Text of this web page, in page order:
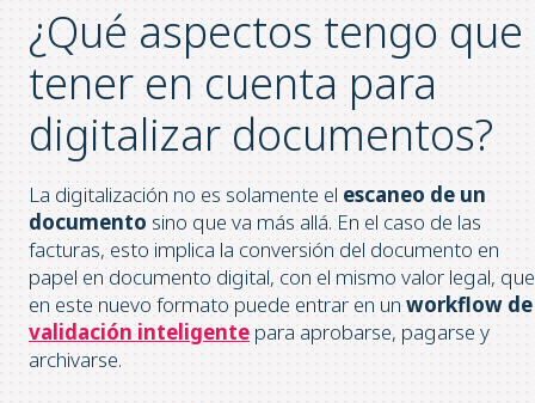
¿Qué aspectos tengo que
tener en cuenta para
digitalizar documentos?
La digitalización no es solamente el escaneo de un
documento sino que va más allá. En el caso de las
facturas, esto implica la conversión del documento en
papel en documento digital, con el mismo valor legal, que
en este nuevo formato puede entrar en un workflow de
validación inteligente para aprobarse, pagarse y
archivarse.